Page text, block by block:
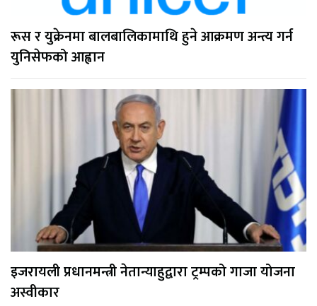
रूस र युक्रेनमा बालबालिकामाथि हुने आक्रमण अन्त्य गर्न
युनिसेफको आह्वान
इजरायली प्रधानमन्त्री नेतान्याहुद्वारा ट्रम्पको गाजा योजना
अस्वीकार